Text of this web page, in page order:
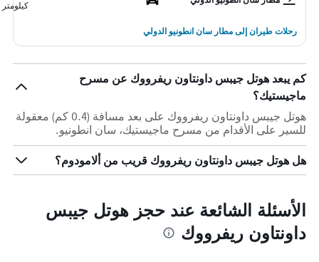
كيلومتر
رحلات طيران إلى مطار سان انطونيو الدولي
كم يبعد هوتل جيبس داونتاون ريفرووك عن مسرح
ماجيستيك؟
هوتل جيبس داونتاون ريفرووك على بعد مسافة (0.4 كم) معقولة
للسير على الأقدام من مسرح ماجيستيك، سان انطونيو.
هل هوتل جيبس داونتاون ريفرووك قريب من ألامودوم؟
الأسئلة الشائعة عند حجز هوتل جيبس
داونتاون ريفرووك